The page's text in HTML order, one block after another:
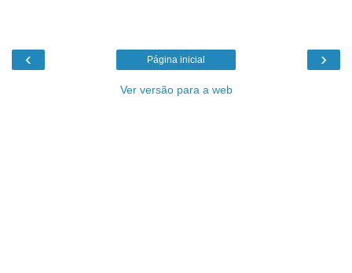
‹ ›
Página inicial
Ver versão para a web